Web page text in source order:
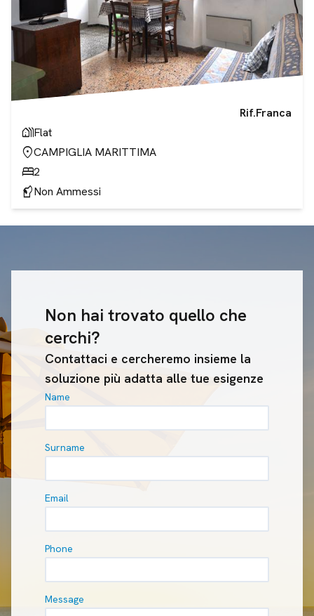
Rif.Franca
holiday_villageFlat
location_onCAMPIGLIA MARITTIMA
bed2
sound_detection_dog_barkingNon Ammessi
Non hai trovato quello che
cerchi?
Contattaci e cercheremo insieme la
soluzione più adatta alle tue esigenze
Name
Surname
Email
Phone
Message